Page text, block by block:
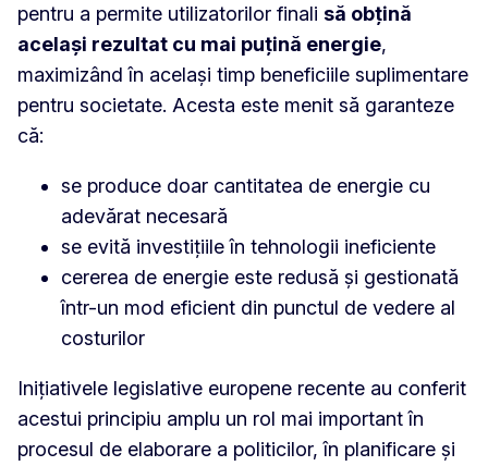
pentru a permite utilizatorilor finali să obțină
același rezultat cu mai puțină energie,
maximizând în același timp beneficiile suplimentare
pentru societate. Acesta este menit să garanteze
că:
se produce doar cantitatea de energie cu
adevărat necesară
se evită investițiile în tehnologii ineficiente
cererea de energie este redusă și gestionată
într-un mod eficient din punctul de vedere al
costurilor
Inițiativele legislative europene recente au conferit
acestui principiu amplu un rol mai important în
procesul de elaborare a politicilor, în planificare și